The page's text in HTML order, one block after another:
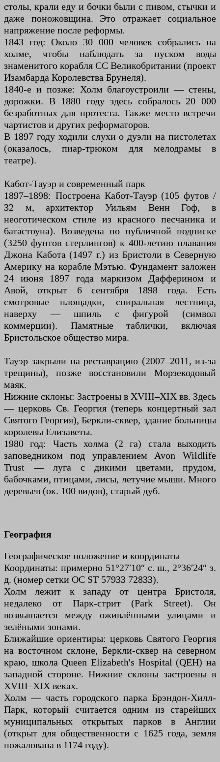
столы, крали еду и бочки были с пивом, стычки и
даже поножовщина. Это отражает социальное
напряжение после реформы.
1843 год: Около 30 000 человек собрались на
холме, чтобы наблюдать за пуском воды
знаменитого корабля СС Великобритании (проект
Изамбарда Королевства Брунеля).
1840-е и позже: Холм благоустроили — стены,
дорожки. В 1880 году здесь собралось 20 000
безработных для протеста. Также место встречи
чартистов и других реформаторов.
В 1897 году ходили слухи о дуэли на пистолетах
(оказалось, пиар-трюком для мелодрамы в
театре).
Кабот-Тауэр и современный парк
1897–1898: Построена Кабот-Тауэр (105 футов /
32 м, архитектор Уильям Венн Гоф, в
неоготическом стиле из красного песчаника и
батастоуна). Возведена по публичной подписке
(3250 фунтов стерлингов) к 400-летию плавания
Джона Кабота (1497 г.) из Бристоли в Северную
Америку на корабле Мэтью. Фундамент заложен
24 июня 1897 года маркизом Дафферином и
Авой, открыт 6 сентября 1898 года. Есть
смотровые площадки, спиральная лестница,
наверху — шпиль с фигурой (символ
коммерции). Памятные таблички, включая
Бристольское общество мира.
Тауэр закрыли на реставрацию (2007–2011, из-за
трещины), позже восстановили Морзекодовый
маяк.
Нижние склоны: Застроены в XVIII–XIX вв. Здесь
— церковь Св. Георгия (теперь концертный зал
Святого Георгия), Беркли-сквер, здание больницы
королевы Елизаветы.
1980 год: Часть холма (2 га) стала выходить
заповедником под управлением Avon Wildlife
Trust — луга с дикими цветами, прудом,
бабочками, птицами, лисы, летучие мыши. Много
деревьев (ок. 100 видов), старый дуб.
География
Географическое положение и координаты
Координаты: примерно 51°27′10″ с. ш., 2°36′24″ з.
д. (номер сетки ОС ST 57933 72833).
Холм лежит к западу от центра Бристоля,
недалеко от Парк-стрит (Park Street). Он
возвышается между оживлёнными улицами и
зелёными зонами.
Ближайшие ориентиры: церковь Святого Георгия
на восточном склоне, Беркли-сквер на северном
краю, школа Queen Elizabeth's Hospital (QEH) на
западной стороне. Нижние склоны застроены в
XVIII–XIX веках.
Холм — часть городского парка Брэндон-Хилл-
Парк, который считается одним из старейших
муниципальных открытых парков в Англии
(открыт для общественности с 1625 года, земля
пожалована в 1174 году).